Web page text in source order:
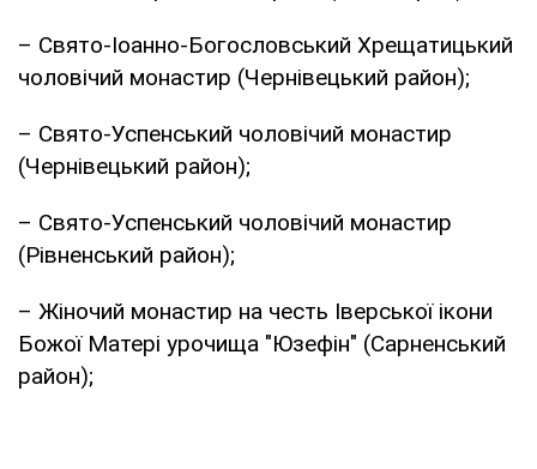
– Свято-Іоанно-Богословський Хрещатицький
чоловічий монастир (Чернівецький район);
– Свято-Успенський чоловічий монастир
(Чернівецький район);
– Свято-Успенський чоловічий монастир
(Рівненський район);
– Жіночий монастир на честь Іверської ікони
Божої Матері урочища "Юзефін" (Сарненський
район);